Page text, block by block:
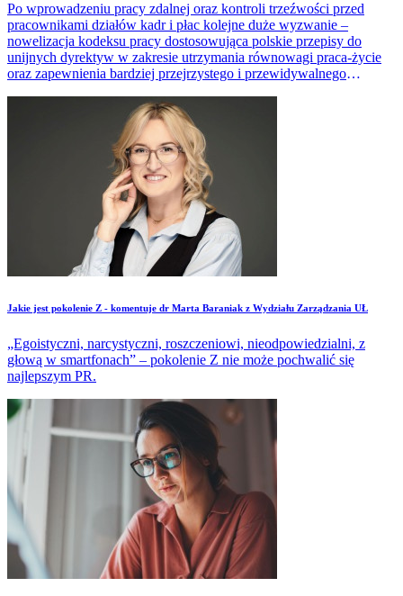
Po wprowadzeniu pracy zdalnej oraz kontroli trzeźwości przed
pracownikami działów kadr i płac kolejne duże wyzwanie –
nowelizacja kodeksu pracy dostosowująca polskie przepisy do
unijnych dyrektyw w zakresie utrzymania równowagi praca-życie
oraz zapewnienia bardziej przejrzystego i przewidywalnego
Jakie jest pokolenie Z - komentuje dr Marta Baraniak z Wydziału Zarządzania UŁ
„Egoistyczni, narcystyczni, roszczeniowi, nieodpowiedzialni, z
głową w smartfonach” – pokolenie Z nie może pochwalić się
najlepszym PR.